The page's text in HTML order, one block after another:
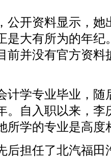
公开资料显示，她
是大有所为的年
前并没有官方资料
计学专业毕业，
。自入职以来，
所学的专业是高度
后担任了北汽福田